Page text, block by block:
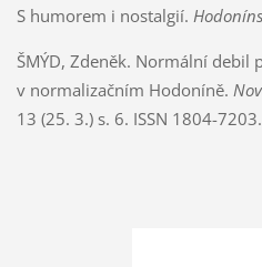
S humorem i nostalgií.
ŠMÝD, Zdeněk. Normální debil
v normalizačním Hodoníně.
13 (25. 3.) s. 6. ISSN 1804-7203.